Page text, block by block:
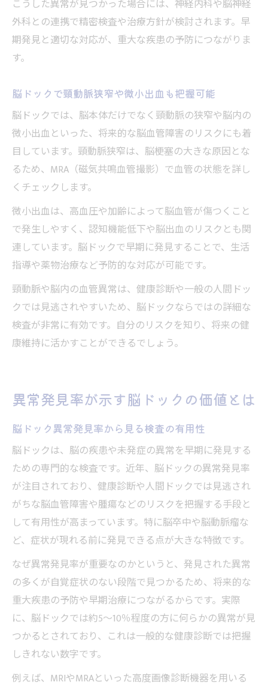
こうした異常が見つかった場合には、神経内科や脳神経
外科との連携で精密検査や治療方針が検討されます。早
期発見と適切な対応が、重大な疾患の予防につながりま
す。
脳ドックで頸動脈狭窄や微小出血も把握可能
脳ドックでは、脳本体だけでなく頸動脈の狭窄や脳内の
微小出血といった、将来的な脳血管障害のリスクにも着
目しています。頸動脈狭窄は、脳梗塞の大きな原因とな
るため、MRA（磁気共鳴血管撮影）で血管の状態を詳し
くチェックします。
微小出血は、高血圧や加齢によって脳血管が傷つくこと
で発生しやすく、認知機能低下や脳出血のリスクとも関
連しています。脳ドックで早期に発見することで、生活
指導や薬物治療など予防的な対応が可能です。
頸動脈や脳内の血管異常は、健康診断や一般の人間ドッ
クでは見逃されやすいため、脳ドックならではの詳細な
検査が非常に有効です。自分のリスクを知り、将来の健
康維持に活かすことができるでしょう。
異常発見率が示す脳ドックの価値とは
脳ドック異常発見率から見る検査の有用性
脳ドックは、脳の疾患や未発症の異常を早期に発見する
ための専門的な検査です。近年、脳ドックの異常発見率
が注目されており、健康診断や人間ドックでは見逃され
がちな脳血管障害や腫瘍などのリスクを把握する手段と
して有用性が高まっています。特に脳卒中や脳動脈瘤な
ど、症状が現れる前に発見できる点が大きな特徴です。
なぜ異常発見率が重要なのかというと、発見された異常
の多くが自覚症状のない段階で見つかるため、将来的な
重大疾患の予防や早期治療につながるからです。実際
に、脳ドックでは約5〜10％程度の方に何らかの異常が見
つかるとされており、これは一般的な健康診断では把握
しきれない数字です。
例えば、MRIやMRAといった高度画像診断機器を用いる